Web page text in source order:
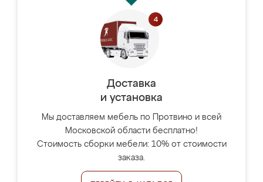
Доставка
и установка
Мы доставляем мебель по Протвино и всей
Московской области бесплатно!
Стоимость сборки мебели: 10% от стоимости
заказа.